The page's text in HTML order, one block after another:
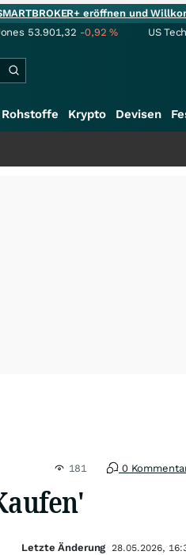
eröffnen und
53.901,32 -0,92% US
Rohstoffe Krypto Devisen
181 0
Letzte Änderung 28.05.2026,